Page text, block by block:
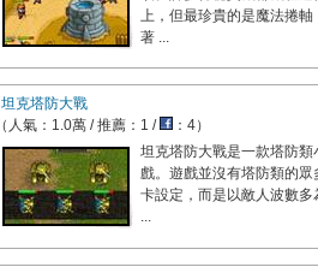
上，但最珍貴的是魔法捲軸
著 ...
坦克塔防大戰
（人氣：1.0萬 / 推薦：1 /
：4）
坦克塔防大戰是一款塔防類
戲。遊戲並沒有塔防類的眾
卡設定，而是以敵人波數多
...